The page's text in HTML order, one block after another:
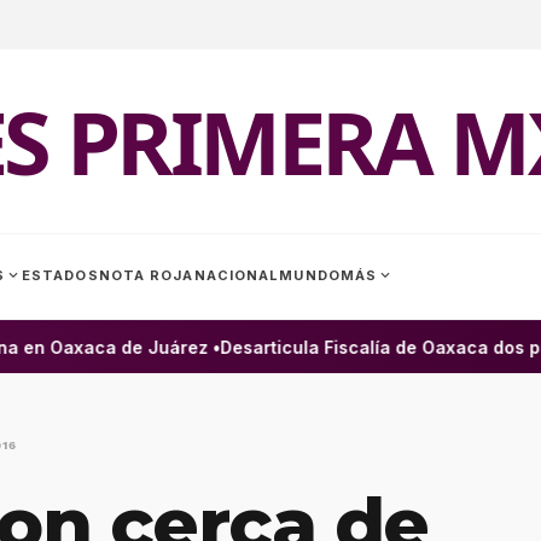
PRIMERA
expand_more ESTADOS NOTA ROJA NACIONAL MUNDOMÁS expand_more
Oaxaca de Juárez •Desarticula Fiscalía de Oaxaca dos